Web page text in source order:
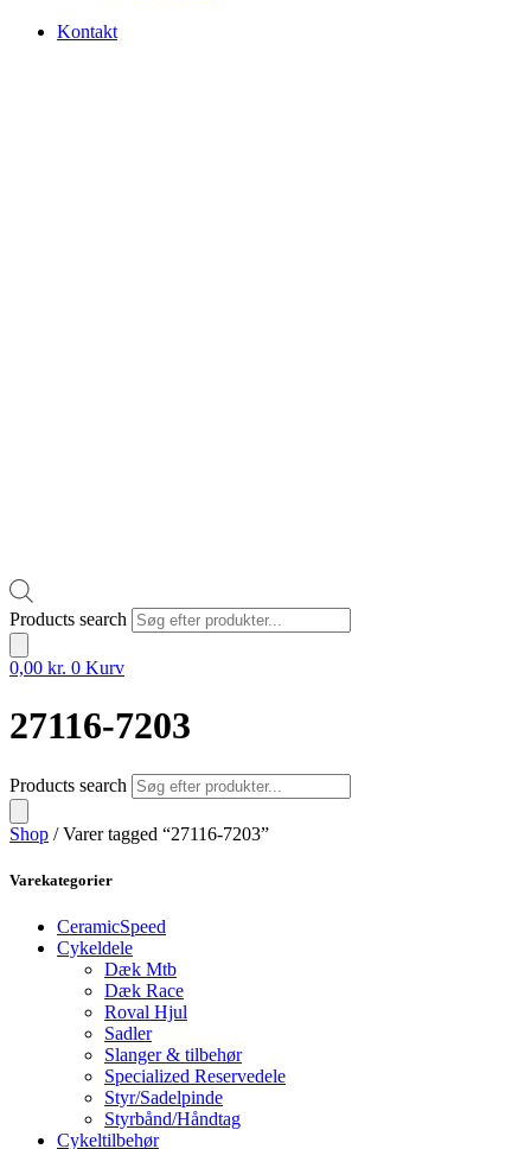
Kontakt
Products search
0,00 kr. 0 Kurv
27116-7203
Products search
Shop / Varer tagged “27116-7203”
Varekategorier
CeramicSpeed
Cykeldele
Dæk Mtb
Dæk Race
Roval Hjul
Sadler
Slanger & tilbehør
Specialized Reservedele
Styr/Sadelpinde
Styrbånd/Håndtag
Cykeltilbehør